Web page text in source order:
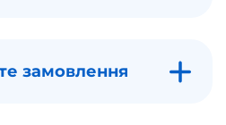
замовлення